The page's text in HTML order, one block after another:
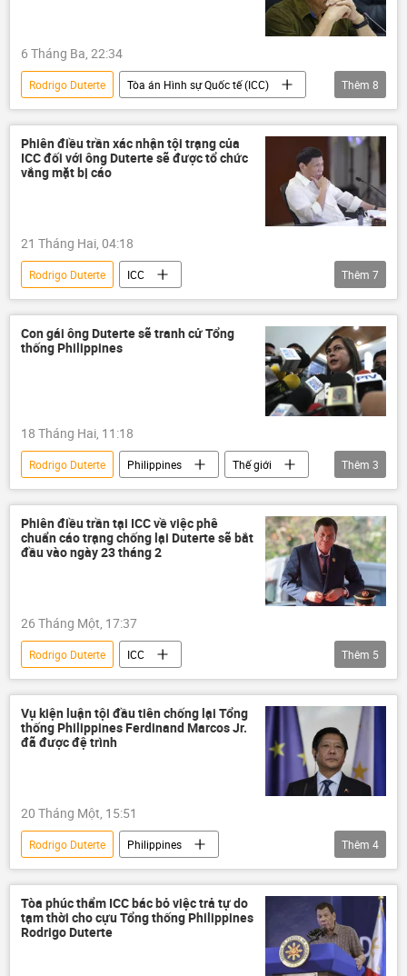
6 Tháng Ba, 22:34
Rodrigo Duterte
Tòa án Hình sự Quốc tế (ICC)
Philippines
Thế giới
thông tin
Chính trị
bắt giữ
ma túy
Pháp luật
Liên Hợp Quốc
Thêm 8
Phiên điều trần xác nhận tội trạng của
ICC đối với ông Duterte sẽ được tổ chức
vắng mặt bị cáo
21 Tháng Hai, 04:18
Rodrigo Duterte
ICC
Tòa án Hình sự Quốc tế (ICC)
Thế giới
Chính trị
Philippines
Tòa án
Tòa án Hình sự quốc tế
Thêm 7
Con gái ông Duterte sẽ tranh cử Tổng
thống Philippines
18 Tháng Hai, 11:18
Rodrigo Duterte Philippines
Thế giới
Chính trị
bầu cử
cuộc bầu cử tổng thống
Thêm 3
Phiên điều trần tại ICC về việc phê
chuẩn cáo trạng chống lại Duterte sẽ bắt
đầu vào ngày 23 tháng 2
26 Tháng Một, 17:37
Rodrigo Duterte
ICC
Tòa án Hình sự Quốc tế (ICC)
Thế giới
Chính trị
Philippines Pháp luật
Thêm 5
Vụ kiện luận tội đầu tiên chống lại Tổng
thống Philippines Ferdinand Marcos Jr.
đã được đệ trình
20 Tháng Một, 15:51
Rodrigo Duterte
Philippines
Ferdinand Romualdez Marcos Jr.
Chính trị
Thế giới
Tòa án Hình sự Quốc tế (ICC)
Thêm 4
Tòa phúc thẩm ICC bác bỏ việc trả tự do
tạm thời cho cựu Tổng thống Philippines
Rodrigo Duterte